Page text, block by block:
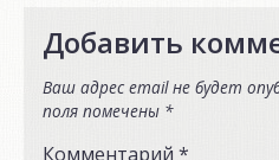
Добавить
Ваш адрес email не будет
поля помечены *
Комментарий *